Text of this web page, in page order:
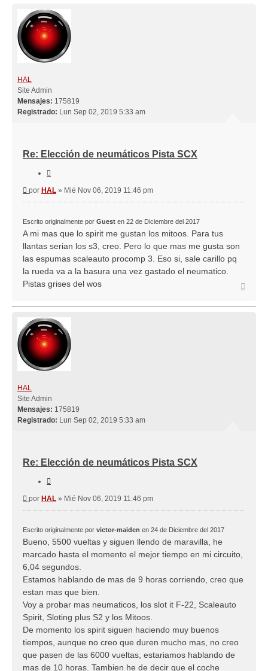
HAL
Site Admin
Mensajes: 175819
Registrado: Lun Sep 02, 2019 5:33 am
Re: Elección de neumáticos Pista SCX
Mensaje
por HAL » Mié Nov 06, 2019 11:46 pm
Escrito originalmente por Guest en 22 de Diciembre del 2017
A mi mas que lo spirit me gustan los mitoos. Para tus
llantas serian los s3, creo. Pero lo que mas me gusta son
las espumas scaleauto procomp 3. Eso si, sale carillo pq
la rueda va a la basura una vez gastado el neumatico.
Pistas grises del wos
HAL
Site Admin
Mensajes: 175819
Registrado: Lun Sep 02, 2019 5:33 am
Re: Elección de neumáticos Pista SCX
Mensaje
por HAL » Mié Nov 06, 2019 11:46 pm
Escrito originalmente por victor-maiden en 24 de Diciembre del 2017
Bueno, 5500 vueltas y siguen llendo de maravilla, he
marcado hasta el momento el mejor tiempo en mi circuito,
6,04 segundos.
Estamos hablando de mas de 9 horas corriendo, creo que
estan mas que bien.
Voy a probar mas neumaticos, los slot it F-22, Scaleauto
Spirit, Sloting plus S2 y los Mitoos.
De momento los spirit siguen haciendo muy buenos
tiempos, aunque no creo que duren mucho mas, no creo
que pasen de las 6000 vueltas, estariamos hablando de
mas de 10 horas. Tambien he de decir que el coche